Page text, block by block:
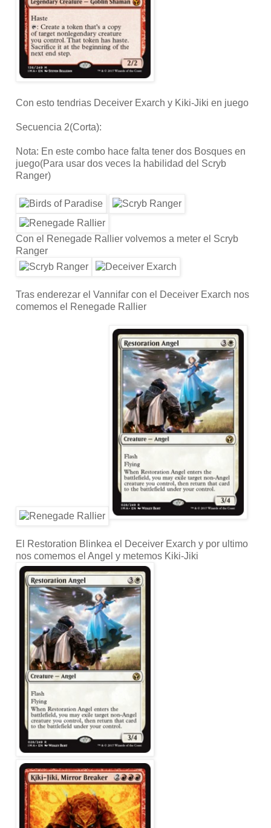
Con esto tendrias Deceiver Exarch y Kiki-Jiki en juego
Secuencia 2(Corta):
Nota: En este combo hace falta tener dos Bosques en
juego(Para usar dos veces la habilidad del Scryb
Ranger)
Con el Renegade Rallier volvemos a meter el Scryb
Ranger
Tras enderezar el Vannifar con el Deceiver Exarch nos
comemos el Renegade Rallier
El Restoration Blinkea el Deceiver Exarch y por ultimo
nos comemos el Angel y metemos Kiki-Jiki